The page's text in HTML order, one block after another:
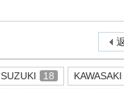
SUZUKI 18
KAWASAKI